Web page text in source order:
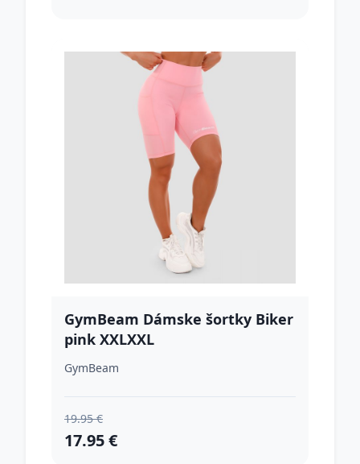
GymBeam Dámske šortky Biker
pink XXLXXL
GymBeam
19.95 €
17.95 €